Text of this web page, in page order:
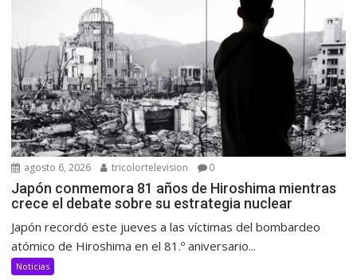
agosto 6, 2026 tricolortelevision 0
Japón conmemora 81 años de Hiroshima mientras
crece el debate sobre su estrategia nuclear
Japón recordó este jueves a las víctimas del bombardeo
atómico de Hiroshima en el 81.º aniversario...
Noticias